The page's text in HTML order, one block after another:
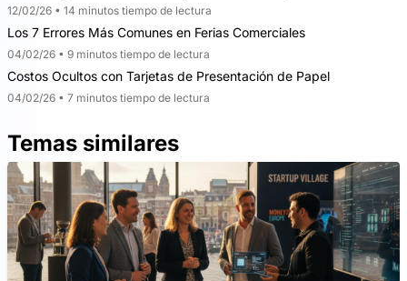
12/02/26 • 14 minutos tiempo de lectura
Los 7 Errores Más Comunes en Ferias Comerciales
04/02/26 • 9 minutos tiempo de lectura
Costos Ocultos con Tarjetas de Presentación de Papel
04/02/26 • 7 minutos tiempo de lectura
Temas similares